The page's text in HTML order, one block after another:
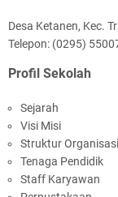
Desa Ketanen, Kec.
Telepon: (0295)
Profil Sekolah
Sejarah
Visi Misi
Struktur Organisasi
Tenaga Pendidik
Staff Karyawan